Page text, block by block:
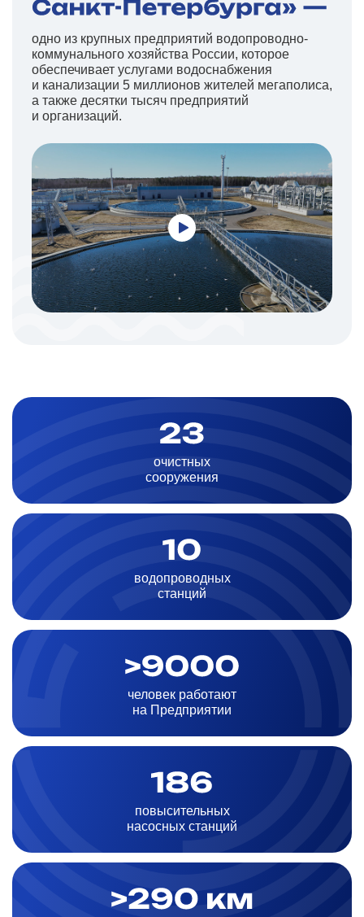
одно из крупных предприятий водопроводно-
коммунального хозяйства России, которое
обеспечивает услугами водоснабжения
и канализации 5 миллионов жителей мегаполиса,
а также десятки тысяч предприятий
и организаций.
человек работают
на Предприятии
очистных
сооружения
водопроводных
станций
повысительных
насосных станций